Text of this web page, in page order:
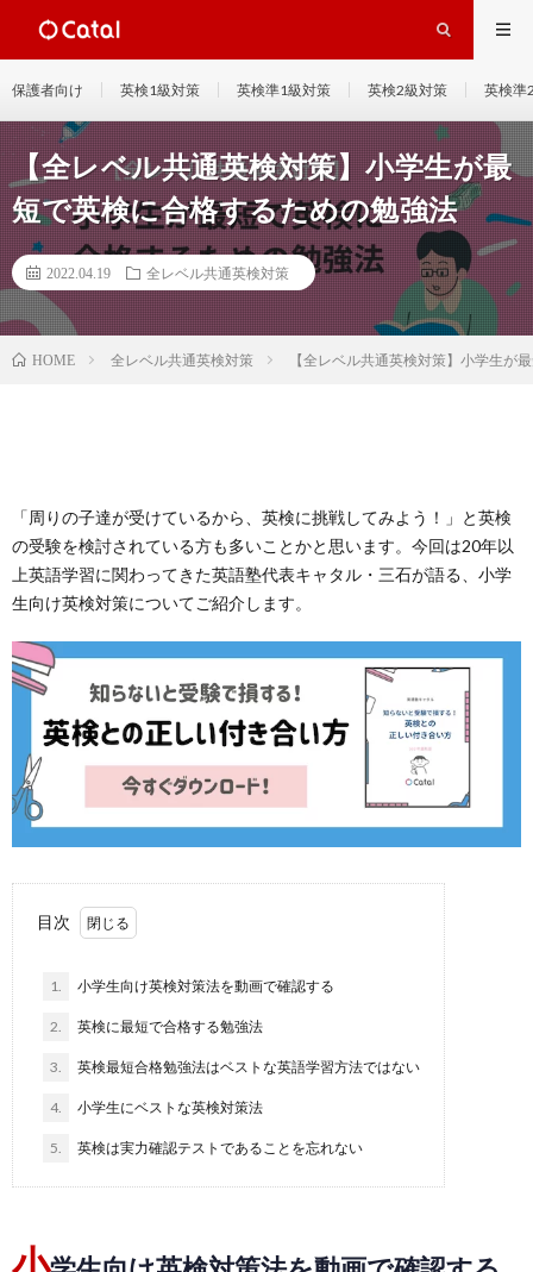
保護者向け 英検1級対策 英検準1級対策 英検2級対策 英検準
【全レベル共通英検対策】小学生が最
短で英検に合格するための勉強法
2022.04.19 全レベル共通英検対策
HOME 全レベル共通英検対策 【全レベル共通英検対策】小学生が
「周りの子達が受けているから、英検に挑戦してみよう！」と英検
の受験を検討されている方も多いことかと思います。今回は20年以
上英語学習に関わってきた英語塾代表キャタル・三石が語る、小学
生向け英検対策についてご紹介します。
目次
1. 小学生向け英検対策法を動画で確認する
2. 英検に最短で合格する勉強法
3. 英検最短合格勉強法はベストな英語学習方法ではない
4. 小学生にベストな英検対策法
5. 英検は実力確認テストであることを忘れない
小